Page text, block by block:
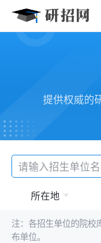
提供权威的
所在地
注：各招生单位的院校
布单位。